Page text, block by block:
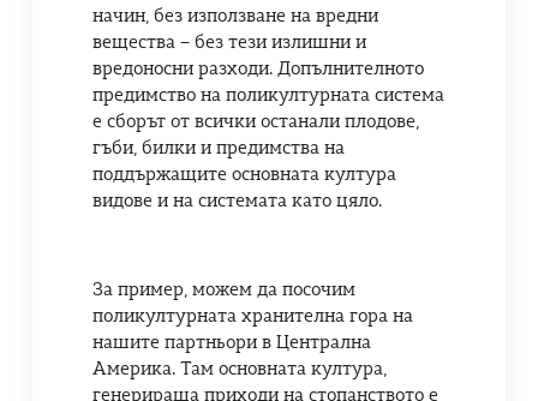
начин, без използване на вредни
вещества – без тези излишни и
вредоносни разходи. Допълнителното
предимство на поликултурната система
е сборът от всички останали плодове,
гъби, билки и предимства на
поддържащите основната култура
видове и на системата като цяло.
За пример, можем да посочим
поликултурната хранителна гора на
нашите партньори в Централна
Америка. Там основната култура,
генерираща приходи на стопанството е